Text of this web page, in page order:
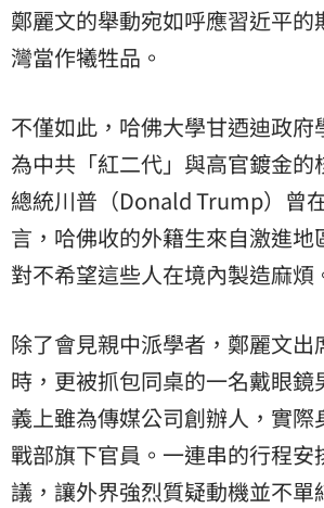
鄭麗文的舉動宛如呼應習近平的
灣當作犧牲品。
不僅如此，哈佛大學甘迺迪政府
為中共「紅二代」與高官鍍金的
總統川普（Donald Trump）曾
言，哈佛收的外籍生來自激進地
對不希望這些人在境內製造麻煩
除了會見親中派學者，鄭麗文出
時，更被抓包同桌的一名戴眼鏡
義上雖為傳媒公司創辦人，實際
戰部旗下官員。一連串的行程安
議，讓外界強烈質疑動機並不單